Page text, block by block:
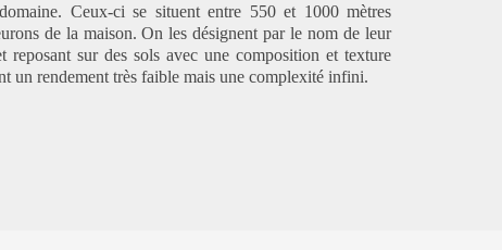
Ceux-ci se situent entre 550 et 1000 mètres
de la maison. On les désignent par le nom de leur
reposant sur des sols avec une composition et texture
un rendement très faible mais une complexité infini.